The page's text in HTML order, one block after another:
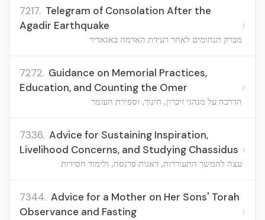
7217. Telegram of Consolation After the
Agadir Earthquake
מברק תנחומים לאחר רעידת האדמה באגאדיר
›
7272. Guidance on Memorial Practices,
Education, and Counting the Omer
הדרכה על מנהגי זיכרון, חינוך, וספירת העומר
›
7336. Advice for Sustaining Inspiration,
Livelihood Concerns, and Studying Chassidus
עצה להמשך התעוררות, דאגות פרנסה, ולימוד חסידות
›
7344. Advice for a Mother on Her Sons' Torah
Observance and Fasting
›